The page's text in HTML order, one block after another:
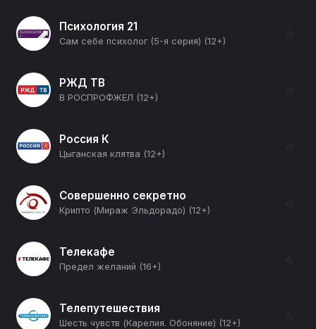
Психология 21
Сам себе психолог (5-я серия) (12+)
☆
РЖД ТВ
В РОСПРОФЖЕЛ (12+)
☆
Россия К
Цыганская клятва (12+)
☆
Совершенно секретно
Крипто (Мираж Эльдорадо) (12+)
☆
Телекафе
Предел желаний (16+)
☆
Телепутешествия
Шесть чувств (Карелия. Обоняние) (12+)
☆